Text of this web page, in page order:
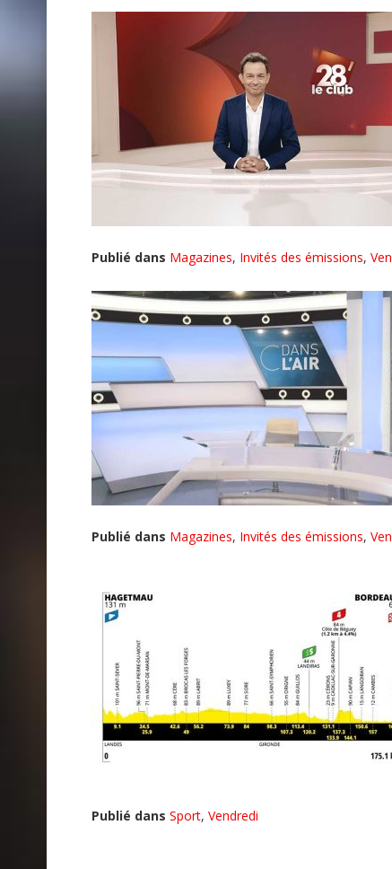
Publié dans Magazines, Invités des émissions,
Publié dans Magazines, Invités des émissions,
Publié dans Sport, Vendredi